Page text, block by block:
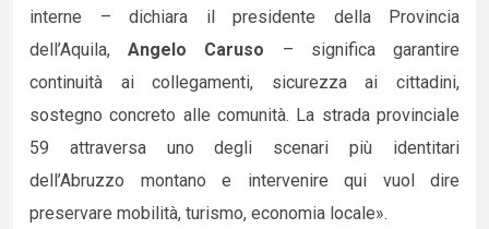
interne – dichiara il presidente della Provincia
dell’Aquila,Angelo Caruso – significa garantire
continuità ai collegamenti, sicurezza ai cittadini,
sostegno concreto alle comunità. La strada provinciale
59 attraversa uno degli scenari più identitari
dell’Abruzzo montano e intervenire qui vuol dire
preservare mobilità, turismo, economia locale».